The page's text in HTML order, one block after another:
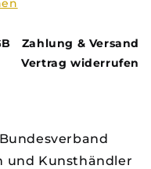
Zahlung & Versand
Vertrag widerrufen
und Kunsthändler